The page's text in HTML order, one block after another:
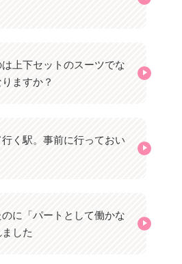
上下セットのスーツでな
ますか？
く駅。事前に行っておい
に「パートとして働かな
した